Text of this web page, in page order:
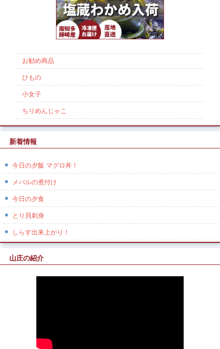
お勧め商品
ひもの
小女子
ちりめんじゃこ
新着情報
今日の夕飯 マグロ丼！
メバルの煮付け
今日の夕食
とり貝刺身
しらす出来上がり！
山庄の紹介